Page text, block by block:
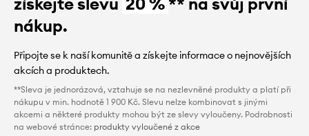
nákup.
Připojte se k naší komunitě a získejte informace o nejnovějších
akcích a produktech.
**Sleva je jednorázová, vztahuje se na nezlevněné produkty a platí při
nákupu v min. hodnotě 1 900 Kč. Slevu nelze kombinovat s jinými
akcemi a některé produkty mohou být ze slevy vyloučeny. Podrobnosti
na webové stránce: produkty vyloučené z akce